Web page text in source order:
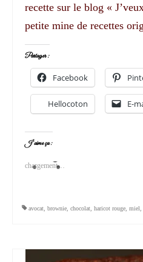
recette sur le blog «
petite mine de recettes
Partager :
Facebook
Hellocoton E-
J’aime ça :
chargement…
avocat brownie chocolat haricot rouge miel